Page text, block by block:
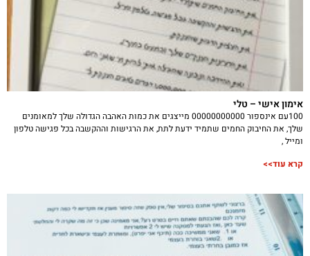
אימון אישי – טלי
100עם אינספור 00000000000 מייצגים את כמות האהבה הגדולה שלך למאומנים
שלך, את החיבוק החמים שתמיד ידעת לתת, את הרגישות וההקשבה בכל פגישה טלפון
ומייל ,
קרא עוד>>